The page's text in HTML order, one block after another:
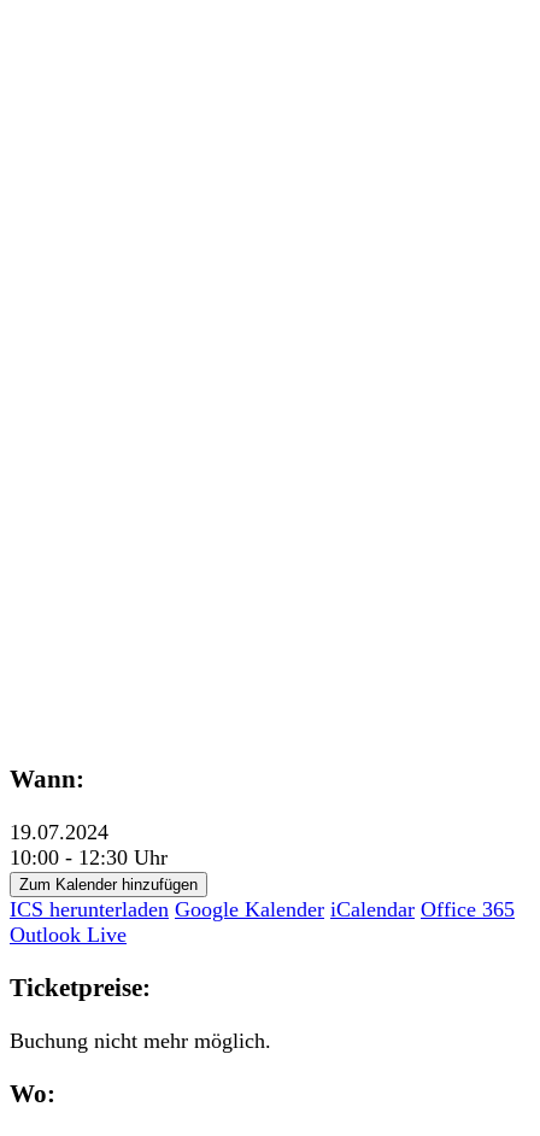
Wann:
19.07.2024
10:00 - 12:30 Uhr
Zum Kalender hinzufügen
ICS herunterladen Google Kalender iCalendar Office 365
Outlook Live
Ticketpreise:
Buchung nicht mehr möglich.
Wo: